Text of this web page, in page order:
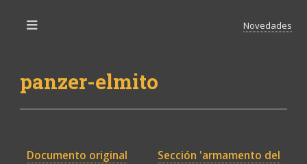
panzer-elmito
Novedades
Documento original
Sección 'armamento del